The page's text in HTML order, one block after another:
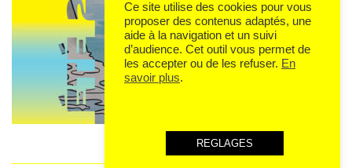
Ce site utilise des cookies pour vous
proposer des contenus adaptés, une
aide à la navigation et un suivi
d’audience. Cet outil vous permet de
les accepter ou de les refuser. En
savoir plus.
REGLAGES